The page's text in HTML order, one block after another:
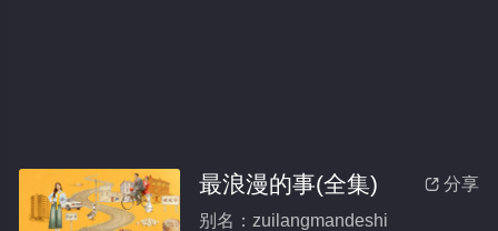
 分享
最浪漫的事(全集)
别名：zuilangmandeshi